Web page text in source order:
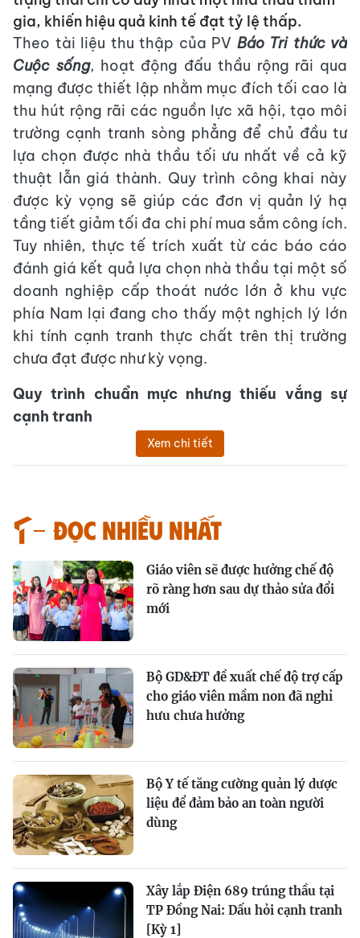
gia, khiến hiệu quả kinh tế đạt tỷ lệ thấp.
Theo tài liệu thu thập của PV Báo Tri thức và
Cuộc sống, hoạt động đấu thầu rộng rãi qua
mạng được thiết lập nhằm mục đích tối cao là
thu hút rộng rãi các nguồn lực xã hội, tạo môi
trường cạnh tranh sòng phẳng để chủ đầu tư
lựa chọn được nhà thầu tối ưu nhất về cả kỹ
thuật lẫn giá thành. Quy trình công khai này
được kỳ vọng sẽ giúp các đơn vị quản lý hạ
tầng tiết giảm tối đa chi phí mua sắm công ích.
Tuy nhiên, thực tế trích xuất từ các báo cáo
đánh giá kết quả lựa chọn nhà thầu tại một số
doanh nghiệp cấp thoát nước lớn ở khu vực
phía Nam lại đang cho thấy một nghịch lý lớn
khi tính cạnh tranh thực chất trên thị trường
chưa đạt được như kỳ vọng.
Quy trình chuẩn mực nhưng thiếu vắng sự
cạnh tranh
Xem chi tiết
Đọc nhiều nhất
Giáo viên sẽ được hưởng chế độ
rõ ràng hơn sau dự thảo sửa đổi
mới
Bộ GD&ĐT đề xuất chế độ trợ cấp
cho giáo viên mầm non đã nghỉ
hưu chưa hưởng
Bộ Y tế tăng cường quản lý dược
liệu để đảm bảo an toàn người
dùng
Xây lắp Điện 689 trúng thầu tại
TP Đồng Nai: Dấu hỏi cạnh tranh
[Kỳ 1]